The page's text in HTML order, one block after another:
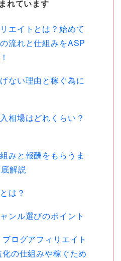
れています
エイトとは？始めて
流れと仕組みをASP
ない理由と稼ぐ為に
相場はどれくらい？
みと報酬をもらうま
解説
は？
ンル選びのポイント
ブログアフィリエイト
の仕組みや稼ぐため